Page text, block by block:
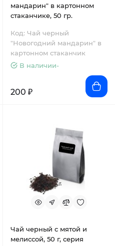
мандарин" в картонном
стаканчике, 50 гр.
Код: Чай черный
"Новогодний мандарин" в
картонном стаканчик
В наличии-
200 ₽
Чай черный с мятой и
мелиссой, 50 г, серия